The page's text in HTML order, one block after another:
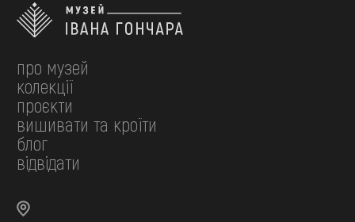
про музей
колекції
проєкти
вишивати та кроїти
блог
відвідати